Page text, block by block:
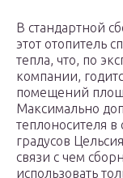
В стандартной
этот отопитель
тепла, что, по
компании,
помещений
Максимально
теплоносителя в
градусов
связи с чем
использовать